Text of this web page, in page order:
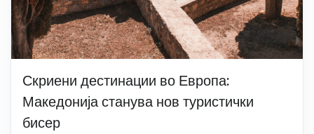
Скриени дестинации во Европа:
Македонија станува нов туристички
бисер